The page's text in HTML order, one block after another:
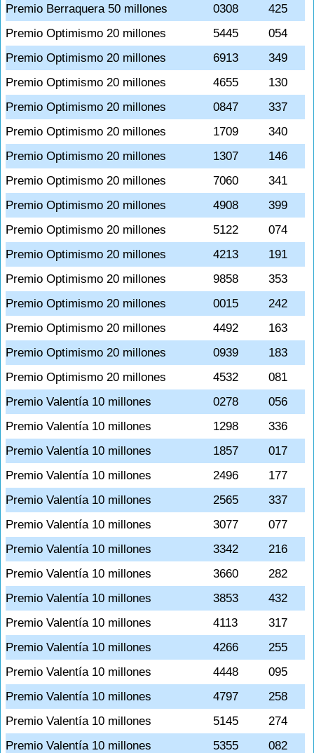
Premio Berraquera 50 millones
0308
425
Premio Optimismo 20 millones
5445
054
Premio Optimismo 20 millones
6913
349
Premio Optimismo 20 millones
4655
130
Premio Optimismo 20 millones
0847
337
Premio Optimismo 20 millones
1709
340
Premio Optimismo 20 millones
1307
146
Premio Optimismo 20 millones
7060
341
Premio Optimismo 20 millones
4908
399
Premio Optimismo 20 millones
5122
074
Premio Optimismo 20 millones
4213
191
Premio Optimismo 20 millones
9858
353
Premio Optimismo 20 millones
0015
242
Premio Optimismo 20 millones
4492
163
Premio Optimismo 20 millones
0939
183
Premio Optimismo 20 millones
4532
081
Premio Valentía 10 millones
0278
056
Premio Valentía 10 millones
1298
336
Premio Valentía 10 millones
1857
017
Premio Valentía 10 millones
2496
177
Premio Valentía 10 millones
2565
337
Premio Valentía 10 millones
3077
077
Premio Valentía 10 millones
3342
216
Premio Valentía 10 millones
3660
282
Premio Valentía 10 millones
3853
432
Premio Valentía 10 millones
4113
317
Premio Valentía 10 millones
4266
255
Premio Valentía 10 millones
4448
095
Premio Valentía 10 millones
4797
258
Premio Valentía 10 millones
5145
274
Premio Valentía 10 millones
5355
082